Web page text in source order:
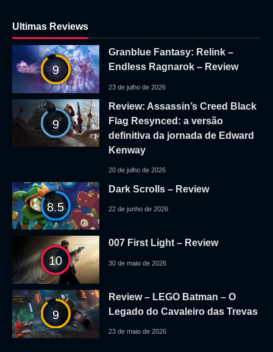
Ultimas Reviews
9
Granblue Fantasy: Relink –
Endless Ragnarok – Review
23 de julho de 2026
9
Review: Assassin’s Creed Black
Flag Resynced: a versão
definitiva da jornada de Edward
Kenway
20 de julho de 2026
8.5
Dark Scrolls – Review
22 de junho de 2026
10
007 First Light – Review
30 de maio de 2026
9
Review – LEGO Batman – O
Legado do Cavaleiro das Trevas
23 de maio de 2026